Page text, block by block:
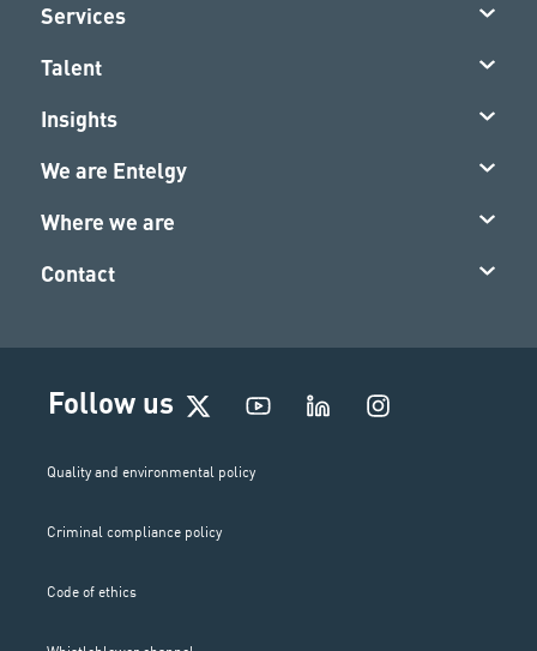
Services
Talent
Insights
We are Entelgy
Where we are
Contact
Follow us
I
n
Quality and environmental policy
Criminal compliance policy
Code of ethics